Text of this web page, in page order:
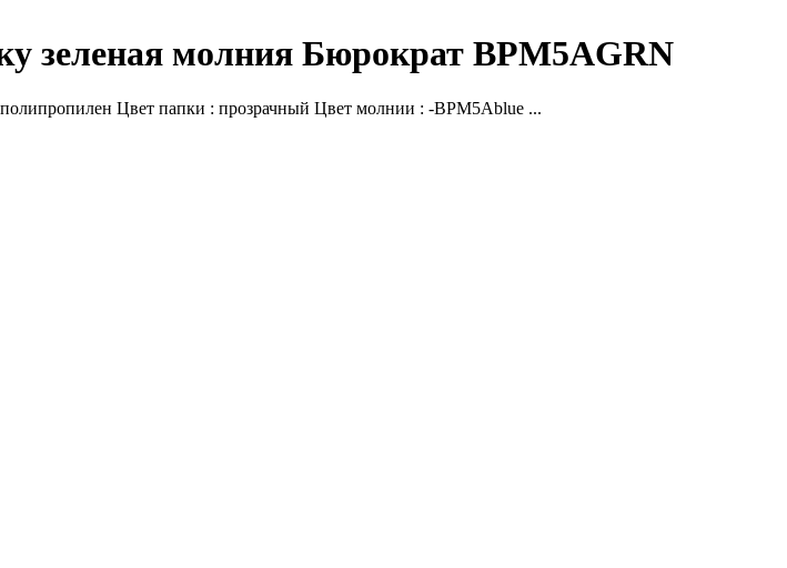
зеленая молния Бюрократ BPM5AGRN
Цвет папки : прозрачный Цвет молнии : -BPM5Ablue ...